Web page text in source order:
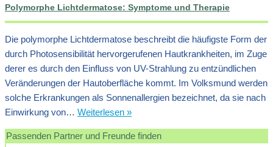
Polymorphe Lichtdermatose: Symptome und Therapie
Die polymorphe Lichtdermatose beschreibt die häufigste Form der
durch Photosensibilität hervorgerufenen Hautkrankheiten, im Zuge
derer es durch den Einfluss von UV-Strahlung zu entzündlichen
Veränderungen der Hautoberfläche kommt. Im Volksmund werden
solche Erkrankungen als Sonnenallergien bezeichnet, da sie nach
Einwirkung von… Weiterlesen »Polymorphe
Lichtdermatose:
Symptome
Passenden Partner und Freunde finden